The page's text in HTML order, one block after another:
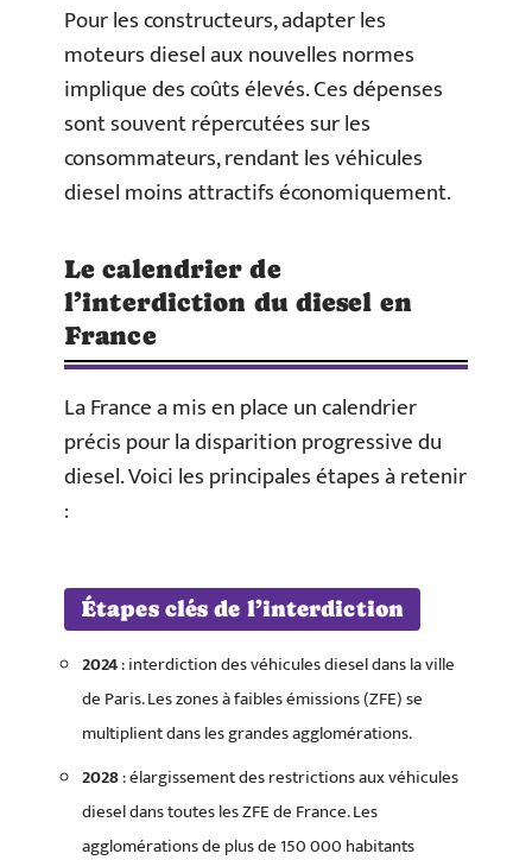
Pour les constructeurs, adapter les
moteurs diesel aux nouvelles normes
implique des coûts élevés. Ces dépenses
sont souvent répercutées sur les
consommateurs, rendant les véhicules
diesel moins attractifs économiquement.
Le calendrier de
l’interdiction du diesel en
France
La France a mis en place un calendrier
précis pour la disparition progressive du
diesel. Voici les principales étapes à retenir
:
Étapes clés de l’interdiction
2024: interdiction des véhicules diesel dans la ville
de Paris. Les zones à faibles émissions (ZFE) se
multiplient dans les grandes agglomérations.
2028: élargissement des restrictions aux véhicules
diesel dans toutes les ZFE de France. Les
agglomérations de plus de 150 000 habitants